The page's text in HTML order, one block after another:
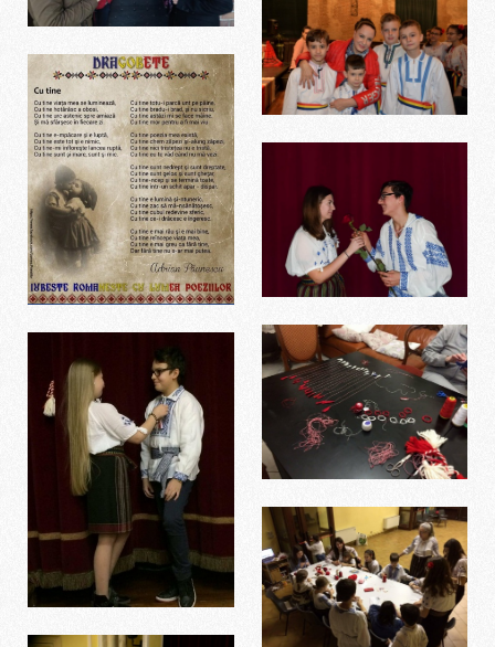
Dragobete
Primo spettacolo
Dragobete
Dragobete
8 marzo